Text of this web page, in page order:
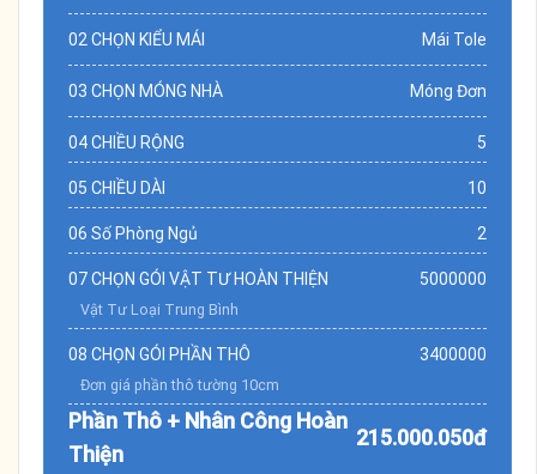
02 CHỌN KIỂU MÁI Mái Tole
03 CHỌN MÓNG NHÀ Móng Đơn
04 CHIỀU RỘNG 5
05 CHIỀU DÀI 10
06 Số Phòng Ngủ 2
07 CHỌN GÓI VẬT TƯ HOÀN THIỆN
Vật Tư Loại Trung Bình
5000000
08 CHỌN GÓI PHẦN THÔ
Đơn giá phần thô tường 10cm
3400000
Phần Thô + Nhân Công Hoàn
Thiện
215.000.050đ